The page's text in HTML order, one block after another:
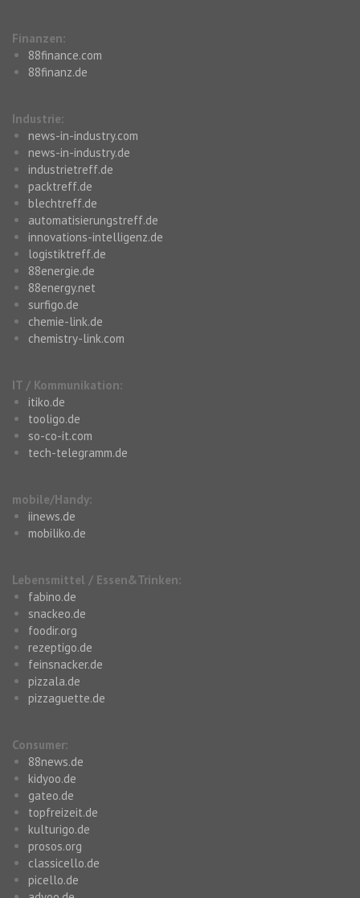
Finanzen:
88finance.com
88finanz.de
Industrie:
news-in-industry.com
news-in-industry.de
industrietreff.de
packtreff.de
blechtreff.de
automatisierungstreff.de
innovations-intelligenz.de
logistiktreff.de
88energie.de
88energy.net
surfigo.de
chemie-link.de
chemistry-link.com
IT / Kommunikation:
itiko.de
tooligo.de
so-co-it.com
tech-telegramm.de
mobile/Handy:
iinews.de
mobiliko.de
Lebensmittel / Essen&Trinken:
fabino.de
snackeo.de
foodir.org
rezeptigo.de
feinsnacker.de
pizzala.de
pizzaguette.de
Consumer:
88news.de
kidyoo.de
gateo.de
topfreizeit.de
kulturigo.de
prosos.org
classicello.de
picello.de